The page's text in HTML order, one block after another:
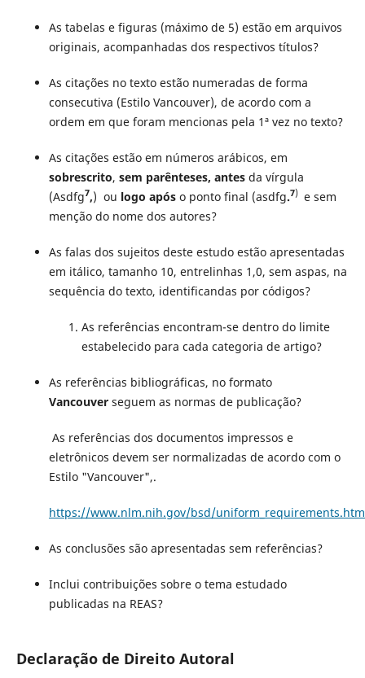
As tabelas e figuras (máximo de 5) estão em arquivos
originais, acompanhadas dos respectivos títulos?
As citações no texto estão numeradas de forma
consecutiva (Estilo Vancouver), de acordo com a
ordem em que foram mencionas pela 1ª vez no texto?
As citações estão em números arábicos, em
sobrescrito, sem parênteses, antes da vírgula
(Asdfg7,) ou logo após o ponto final (asdfg.7) e sem
menção do nome dos autores?
As falas dos sujeitos deste estudo estão apresentadas
em itálico, tamanho 10, entrelinhas 1,0, sem aspas, na
sequência do texto, identificandas por códigos?
As referências encontram-se dentro do limite
estabelecido para cada categoria de artigo?
As referências bibliográficas, no formato
Vancouverseguem as normas de publicação?
As referências dos documentos impressos e
eletrônicos devem ser normalizadas de acordo com o
Estilo "Vancouver",.
https://www.nlm.nih.gov/bsd/
As conclusões são apresentadas sem referências?
Inclui contribuições sobre o tema estudado
publicadas na REAS?
Declaração de Direito Autoral